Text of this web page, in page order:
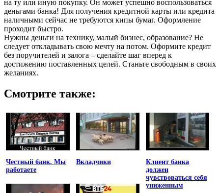
на ту или иную покупку. Он может успешно воспользоваться
деньгами банка! Для получения кредитной карты или кредита
наличными сейчас не требуются кипы бумаг. Оформление
проходит быстро.
Нужны деньги на технику, малый бизнес, образование? Не
следует откладывать свою мечту на потом. Оформите кредит
без поручителей и залога – сделайте шаг вперед к
достижению поставленных целей. Станьте свободным в своих
желаниях.
Смотрите также:
Честный банк. Мы
работаете
Вкладчики
Клиент банка
должен
чувствоваться себя
униженным